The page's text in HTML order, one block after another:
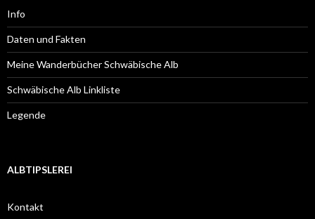
Info
Daten und Fakten
Meine Wanderbücher Schwäbische Alb
Schwäbische Alb Linkliste
Legende
ALBTIPSLEREI
Kontakt